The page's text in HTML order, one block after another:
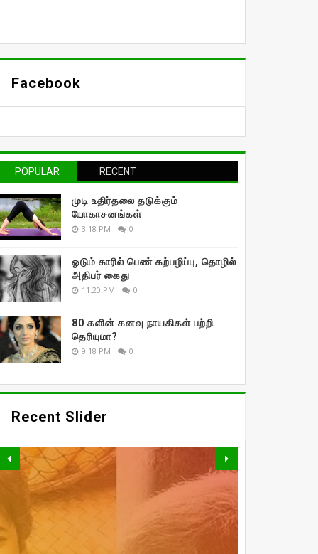
Facebook
POPULAR RECENT
முடி உதிர்தலை தடுக்கும்
யோகாசனங்கள்
3:18 PM 0
ஓடும் காரில் பெண் கற்பழிப்பு, தொழில்
அதிபர் கைது
11:20 PM 0
80 களின் கனவு நாயகிகள் பற்றி
தெரியுமா?
9:18 PM 0
Recent Slider